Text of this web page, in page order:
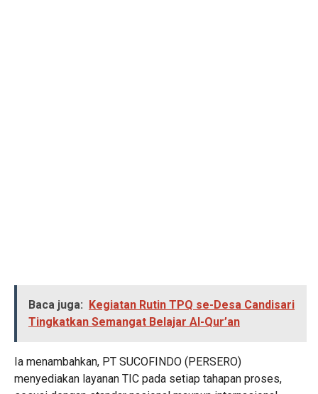
Baca juga: Kegiatan Rutin TPQ se-Desa Candisari
Tingkatkan Semangat Belajar Al-Qur’an
Ia menambahkan, PT SUCOFINDO (PERSERO)
menyediakan layanan TIC pada setiap tahapan proses,